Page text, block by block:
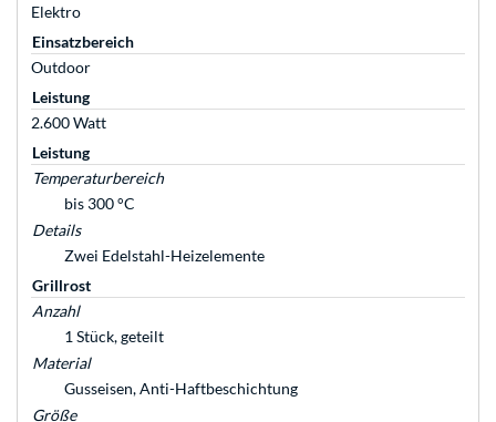
Elektro
Einsatzbereich
Outdoor
Leistung
2.600 Watt
Leistung
Temperaturbereich
bis 300 °C
Details
Zwei Edelstahl-Heizelemente
Grillrost
Anzahl
1 Stück, geteilt
Material
Gusseisen, Anti-Haftbeschichtung
Größe